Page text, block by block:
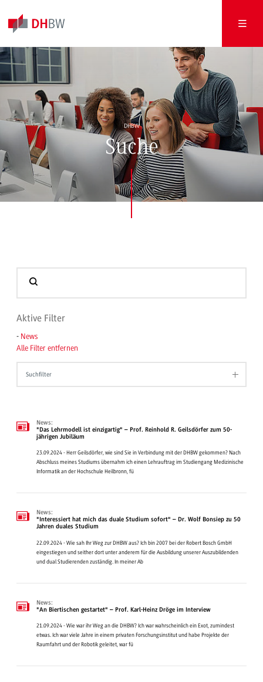
DHBW
Suche
Aktive Filter
- News
Alle Filter entfernen
Suchfilter
News:
"Das Lehrmodell ist einzigartig" – Prof. Reinhold R. Geilsdörfer zum 50-
jährigen Jubiläum
23.09.2024 - Herr Geilsdörfer, wie sind Sie in Verbindung mit der DHBW gekommen? Nach
Abschluss meines Studiums übernahm ich einen Lehrauftrag im Studiengang Medizinische
Informatik an der Hochschule Heilbronn, fü
News:
"Interessiert hat mich das duale Studium sofort" – Dr. Wolf Bonsiep zu 50
Jahren duales Studium
22.09.2024 - Wie sah Ihr Weg zur DHBW aus? Ich bin 2007 bei der Robert Bosch GmbH
eingestiegen und seither dort unter anderem für die Ausbildung unserer Auszubildenden
und dual Studierenden zuständig. In meiner Ab
News:
"An Biertischen gestartet" – Prof. Karl-Heinz Dröge im Interview
21.09.2024 - Wie war ihr Weg an die DHBW? Ich war wahrscheinlich ein Exot, zumindest
etwas. Ich war viele Jahre in einem privaten Forschungsinstitut und habe Projekte der
Raumfahrt und der Robotik geleitet, war fü